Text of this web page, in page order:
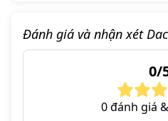
chip DAC PCM1794 và hệ
phẩm mang lại trải nghiệm âm
giàu nhạc tính. Thiết kế nhỏ
thành hợp lý giúp D8B trở
nâng cấp chất lượng âm thanh
Đánh giá và nhận xét
0/
0 đánh giá